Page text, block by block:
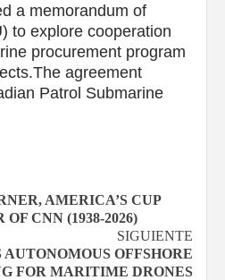
a memorandum of
to explore cooperation
procurement program
agreement
Patrol Submarine
AMERICA’S CUP
CNN (1938-2026)
SIGUIENTE
AUTONOMOUS OFFSHORE
FOR MARITIME DRONES